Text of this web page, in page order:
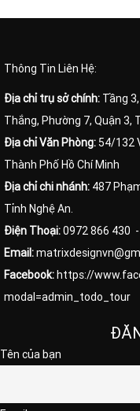
Thông Tin Liên Hệ:
Địa chỉ trụ sở chính: Tầng
Thắng, Phường 7, Quận 3,
Địa chỉ Văn Phòng: 54/132
Thành Phố Hồ Chí Minh
Địa chỉ chi nhánh: 487
Tỉnh Nghệ An.
Điện Thoại:0972 866 430
Email:
Facebook: https://
modal=admin_todo_tour
Tên của bạn